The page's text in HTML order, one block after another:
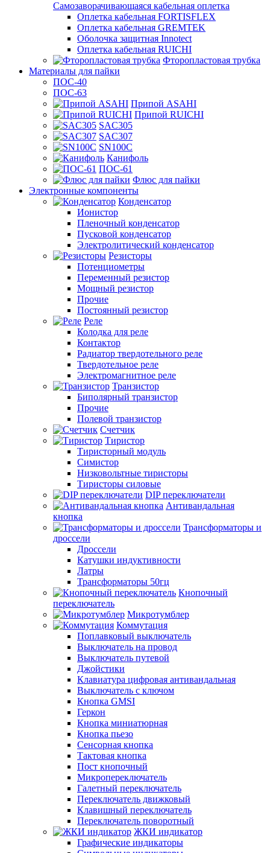
Самозаворачивающаяся кабельная оплетка
Оплетка кабельная FORTISFLEX
Оплетка кабельная GREMTEK
Оболочка защитная Innotect
Оплетка кабельная RUICHI
Фторопластовая трубка
Материалы для пайки
ПОС-40
ПОС-63
Припой ASAHI
Припой RUICHI
SAC305
SAC307
SN100C
Канифоль
ПОС-61
Флюс для пайки
Электронные компоненты
Конденсатор
Ионистор
Пленочный конденсатор
Пусковой конденсатор
Электролитический конденсатор
Резисторы
Потенциометры
Переменный резистор
Мощный резистор
Прочие
Постоянный резистор
Реле
Колодка для реле
Контактор
Радиатор твердотельного реле
Твердотельное реле
Электромагнитное реле
Транзистор
Биполярный транзистор
Прочие
Полевой транзистор
Счетчик
Тиристор
Тиристорный модуль
Симистор
Низковольтные тиристоры
Тиристоры силовые
DIP переключатели
Антивандальная
кнопка
Трансформаторы и
дроссели
Дроссели
Катушки индуктивности
Латры
Трансформаторы 50гц
Кнопочный
переключатель
Микротумблер
Коммутация
Поплавковый выключатель
Выключатель на провод
Выключатель путевой
Джойстики
Клавиатура цифровая антивандальная
Выключатель с ключом
Кнопка GMSI
Геркон
Кнопка миниатюрная
Кнопка пьезо
Сенсорная кнопка
Тактовая кнопка
Пост кнопочный
Микропереключатель
Галетный переключатель
Переключатель движковый
Клавишный переключатель
Переключатель поворотный
ЖКИ индикатор
Графические индикаторы